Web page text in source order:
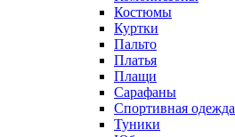
Костюмы
Куртки
Пальто
Платья
Плащи
Сарафаны
Спортивная одежда
Туники